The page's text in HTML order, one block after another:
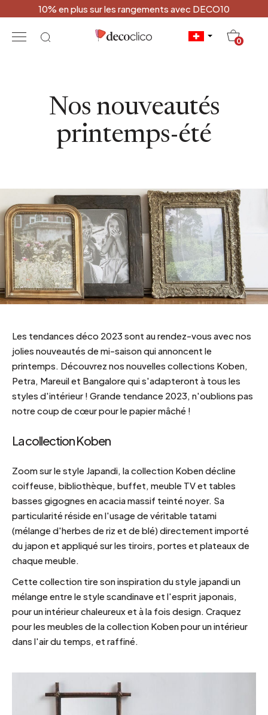
10% en plus sur les rangements avec DECO10
0
Nos nouveautés
printemps-été
Les tendances déco 2023 sont au rendez-vous avec nos
jolies nouveautés de mi-saison qui annoncent le
printemps. Découvrez nos nouvelles collections Koben,
Petra, Mareuil et Bangalore qui s'adapteront à tous les
styles d'intérieur ! Grande tendance 2023, n'oublions pas
notre coup de cœur pour le papier mâché !
La collection Koben
Zoom sur le style Japandi, la collection Koben décline
coiffeuse, bibliothèque, buffet, meuble TV et tables
basses gigognes en acacia massif teinté noyer. Sa
particularité réside en l'usage de véritable tatami
(mélange d'herbes de riz et de blé) directement importé
du japon et appliqué sur les tiroirs, portes et plateaux de
chaque meuble.
Cette collection tire son inspiration du style japandi un
mélange entre le style scandinave et l'esprit japonais,
pour un intérieur chaleureux et à la fois design. Craquez
pour les meubles de la collection Koben pour un intérieur
dans l'air du temps, et raffiné.